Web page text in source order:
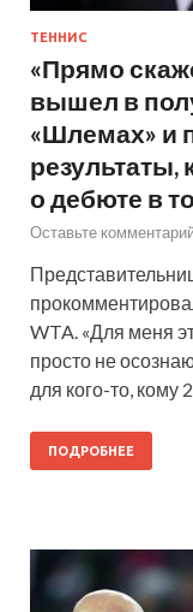
ТЕННИС
«Прямо
вышел в
«Шлемах» и
результаты,
о дебюте в
Оставьте
WTA. «Для меня
просто не
для кого-то, кому
ПОДРОБНЕЕ